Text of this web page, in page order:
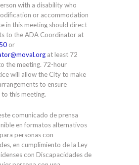
with a disability who
or accommodation
in this meeting should direct
to the ADA Coordinator at
or
at least 72
the meeting. 72-hour
will allow the City to make
to ensure
this meeting.
comunicado de prensa
en formatos alternativos
personas con
en cumplimiento de la Ley
con Discapacidades de